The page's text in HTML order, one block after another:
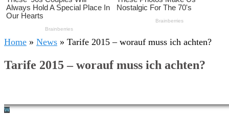
Home » News » Tarife 2015 – worauf muss ich achten?
Tarife 2015 – worauf muss ich achten?